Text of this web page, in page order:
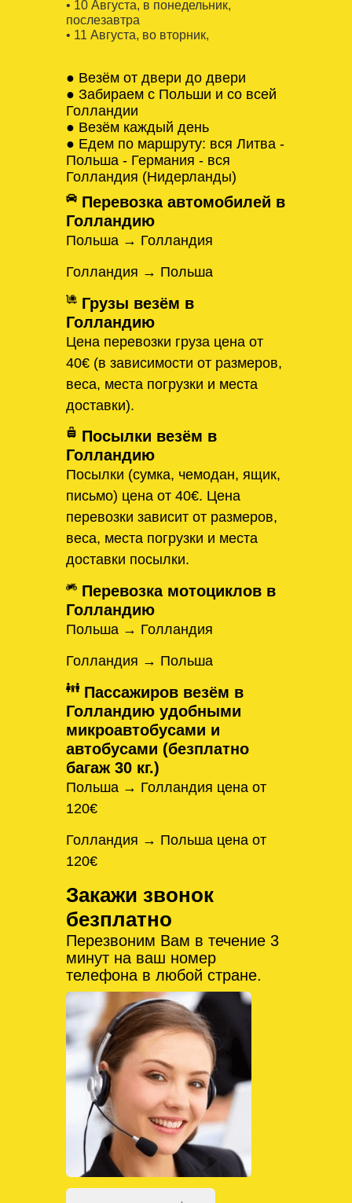
• 10 Августa, в понедельник,
послезавтра
• 11 Августa, во вторник,
● Везём от двери до двери
● Забираем с Польши и со всей
Голландии
● Везём каждый день
● Едем по маршруту: вся Литва -
Польша - Германия - вся
Голландия (Нидерланды)
Перевозка автомобилей в
Голландию
Польша → Голландия
Голландия → Польша
Грузы везём в
Голландию
Цена перевозки груза цена от
40€ (в зависимости от размеров,
веса, места погрузки и места
доставки).
Посылки везём в
Голландию
Посылки (сумка, чемодан, ящик,
письмо) цена от 40€. Цена
перевозки зависит от размеров,
веса, места погрузки и места
доставки посылки.
Перевозка мотоциклов в
Голландию
Польша → Голландия
Голландия → Польша
Пассажиров везём в
Голландию удобными
микроавтобусами и
автобусами (безплатно
багаж 30 кг.)
Польша → Голландия цена от
120€
Голландия → Польша цена от
120€
Закажи звонок
безплатно
Перезвоним Вам в течение 3
минут на ваш номер
телефона в любой стране.